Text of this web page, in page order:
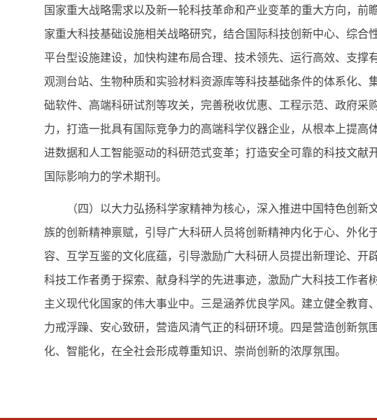
国家重大战略需求以及新一轮科技革命和产业变革的重大方向，
家重大科技基础设施相关战略研究，结合国际科技创新中心、综
平台型设施建设，加快构建布局合理、技术领先、运行高效、支
观测台站、生物种质和实验材料资源库等科技基础条件的体系化
础软件、高端科研试剂等攻关，完善税收优惠、工程示范、政府
力，打造一批具有国际竞争力的高端科学仪器企业，从根本上提
进数据和人工智能驱动的科研范式变革；打造安全可靠的科技文
国际影响力的学术期刊。
（四）以大力弘扬科学家精神为核心，深入推进中国特色创新
族的创新精神禀赋，引导广大科研人员将创新精神内化于心、外
容、互学互鉴的文化底蕴，引导激励广大科研人员提出新理论、
科技工作者勇于探索、献身科学的先进事迹，激励广大科技工作
主义现代化国家的伟大事业中。三是涵养优良学风。建立健全教育
力戒浮躁、安心致研，营造风清气正的科研环境。四是营造创新
化、智能化，在全社会形成尊重知识、崇尚创新的浓厚氛围。